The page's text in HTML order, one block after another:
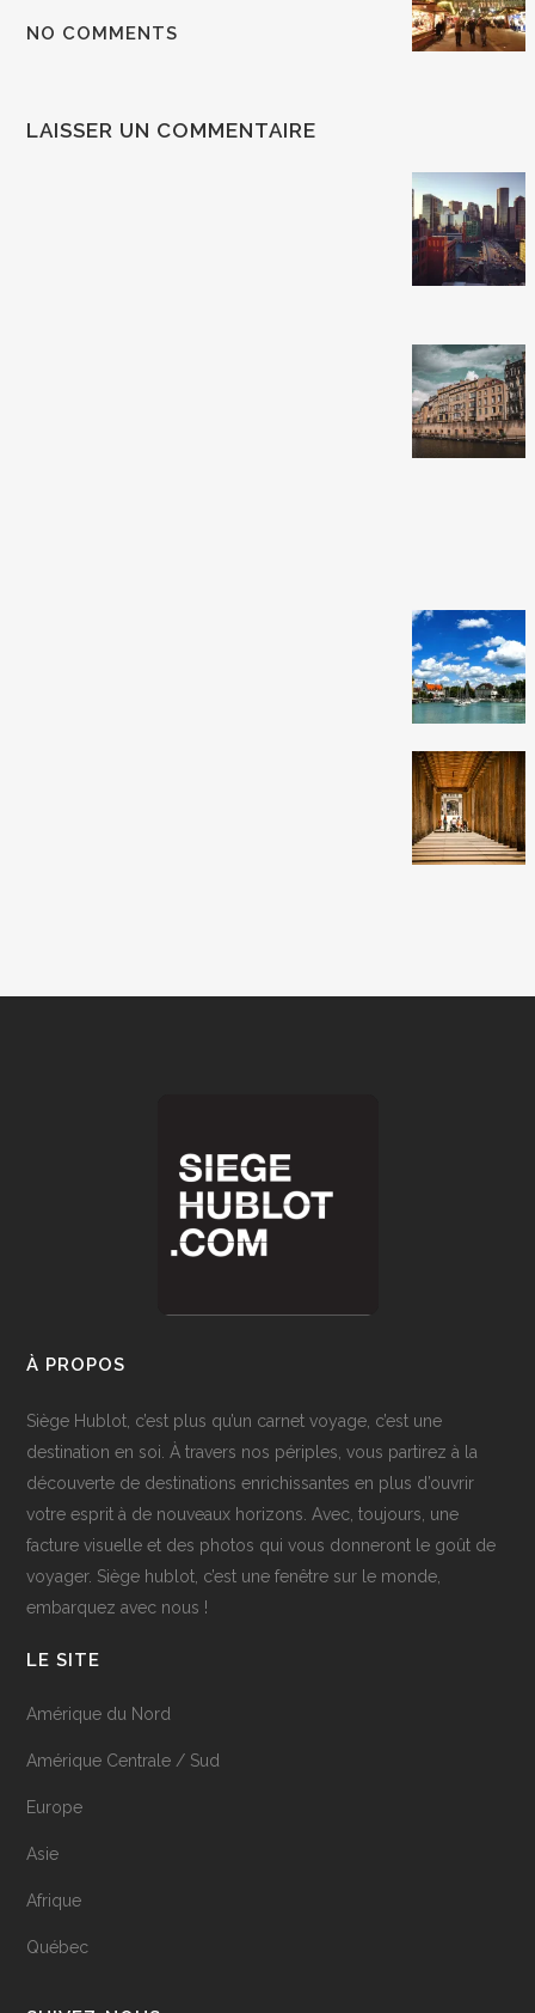
NO COMMENTS
LAISSER UN COMMENTAIRE
À PROPOS
Siège Hublot, c’est plus qu’un carnet voyage, c’est une
destination en soi. À travers nos périples, vous partirez à la
découverte de destinations enrichissantes en plus d’ouvrir
votre esprit à de nouveaux horizons. Avec, toujours, une
facture visuelle et des photos qui vous donneront le goût de
voyager. Siège hublot, c’est une fenêtre sur le monde,
embarquez avec nous !
LE SITE
Amérique du Nord
Amérique Centrale / Sud
Europe
Asie
Afrique
Québec